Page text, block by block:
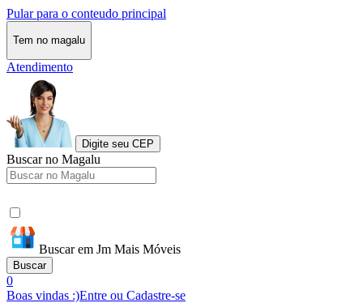
Pular para o conteudo principal
Tem no magalu
Atendimento
Digite seu CEP
Buscar no Magalu
Buscar em Jm Mais Móveis
Buscar
0
Boas vindas :)Entre ou Cadastre-se